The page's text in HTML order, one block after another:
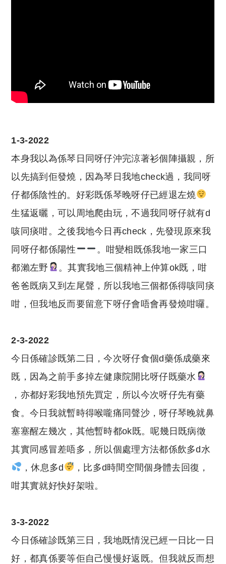
1-3-2022
本身我以為係琴日同呀仔沖完涼著衫個陣攝親，所
以先搞到佢發燒，因為琴日我地check過，我同呀
仔都係陰性的。好彩既係琴晚呀仔已經退左燒
生猛返曬，可以周地爬由玩，不過我同呀仔就有d
咳同痰咁。之後我地今日再check，先發現原來我
同呀仔都係陽性
。咁變相既係我地一家三口
都瀨左野
。其實我地三個精神上仲算ok既，咁
爸爸既病又到左尾聲，所以我地三個都係得咳同痰
咁，但我地反而要留意下呀仔會唔會再發燒咁囉。
2-3-2022
今日係確診既第二日，今次呀仔食個d藥係成藥來
既，因為之前手多掉左健康院開比呀仔既藥水
，亦都好彩我地預先買定，所以今次呀仔先有藥
食。今日我就暫時得喉嚨痛同聲沙，呀仔琴晚就鼻
塞塞醒左幾次，其他暫時都ok既。呢幾日既病徵
其實同感冒差唔多，所以個處理方法都係飲多d水
，休息多d
，比多d時間空間個身體去回復，
咁其實就好快好架啦。
3-3-2022
今日係確診既第三日，我地既情況已經一日比一日
好，都真係要等佢自己慢慢好返既。但我就反而想